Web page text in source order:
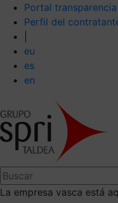
Portal transparencia
Perfil del
eu
es
en
La empresa vasca está